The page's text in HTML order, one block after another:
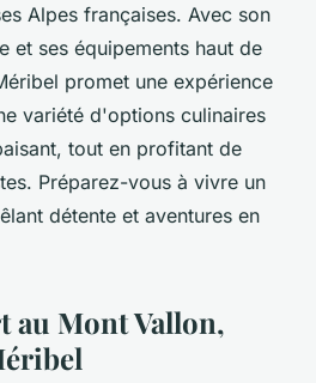
Alpes françaises. Avec son
et ses équipements haut de
promet une expérience
variété d'options culinaires
tout en profitant de
Préparez-vous à vivre un
détente et aventures en
au Mont Vallon,